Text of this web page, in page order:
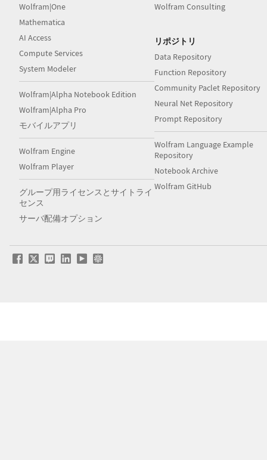
Wolfram|One
Mathematica
AI Access
Compute Services
System Modeler
Wolfram|Alpha Notebook Edition
Wolfram|Alpha Pro
モバイルアプリ
Wolfram Engine
Wolfram Player
グループ用ライセンスとサイトライ
センス
サーバ配備オプション
Wolfram Consulting
リポジトリ
Data Repository
Function Repository
Community Paclet Repository
Neural Net Repository
Prompt Repository
Wolfram Language Example
Repository
Notebook Archive
Wolfram GitHub